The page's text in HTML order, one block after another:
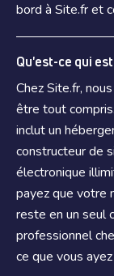
bord à Site.fr et
Qu'est-ce qui
Chez Site.fr,
être tout
inclut un
constructeur de
électronique
payez que votre
reste en un seul
professionnel
ce que vous